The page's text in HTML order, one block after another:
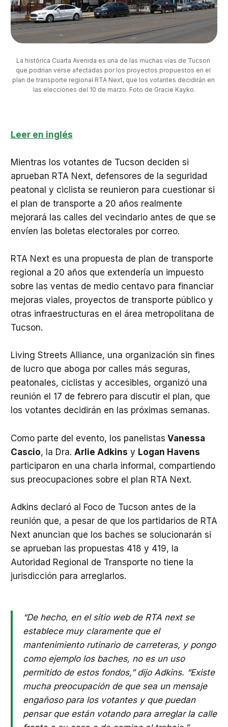
La histórica Cuarta Avenida es una de las muchas vías de Tucson
que podrían verse afectadas por los proyectos propuestos en el
plan de transporte regional RTA Next, que los votantes decidirán en
las elecciones del 10 de marzo. Foto de Gracie Kayko.
Leer en inglés
Mientras los votantes de Tucson deciden si
aprueban RTA Next, defensores de la seguridad
peatonal y ciclista se reunieron para cuestionar si
el plan de transporte a 20 años realmente
mejorará las calles del vecindario antes de que se
envíen las boletas electorales por correo.
RTA Next es una propuesta de plan de transporte
regional a 20 años que extendería un impuesto
sobre las ventas de medio centavo para financiar
mejoras viales, proyectos de transporte público y
otras infraestructuras en el área metropolitana de
Tucson.
Living Streets Alliance, una organización sin fines
de lucro que aboga por calles más seguras,
peatonales, ciclistas y accesibles, organizó una
reunión el 17 de febrero para discutir el plan, que
los votantes decidirán en las próximas semanas.
Como parte del evento, los panelistas Vanessa
Cascio, la Dra. Arlie Adkins y Logan Havens
participaron en una charla informal, compartiendo
sus preocupaciones sobre el plan RTA Next.
Adkins declaró al Foco de Tucson antes de la
reunión que, a pesar de que los partidarios de RTA
Next anuncian que los baches se solucionarán si
se aprueban las propuestas 418 y 419, la
Autoridad Regional de Transporte no tiene la
jurisdicción para arreglarlos.
“De hecho, en el sitio web de RTA next se
establece muy claramente que el
mantenimiento rutinario de carreteras, y pongo
como ejemplo los baches, no es un uso
permitido de estos fondos,” dijo Adkins. “Existe
mucha preocupación de que sea un mensaje
engañoso para los votantes y que puedan
pensar que están votando para arreglar la calle